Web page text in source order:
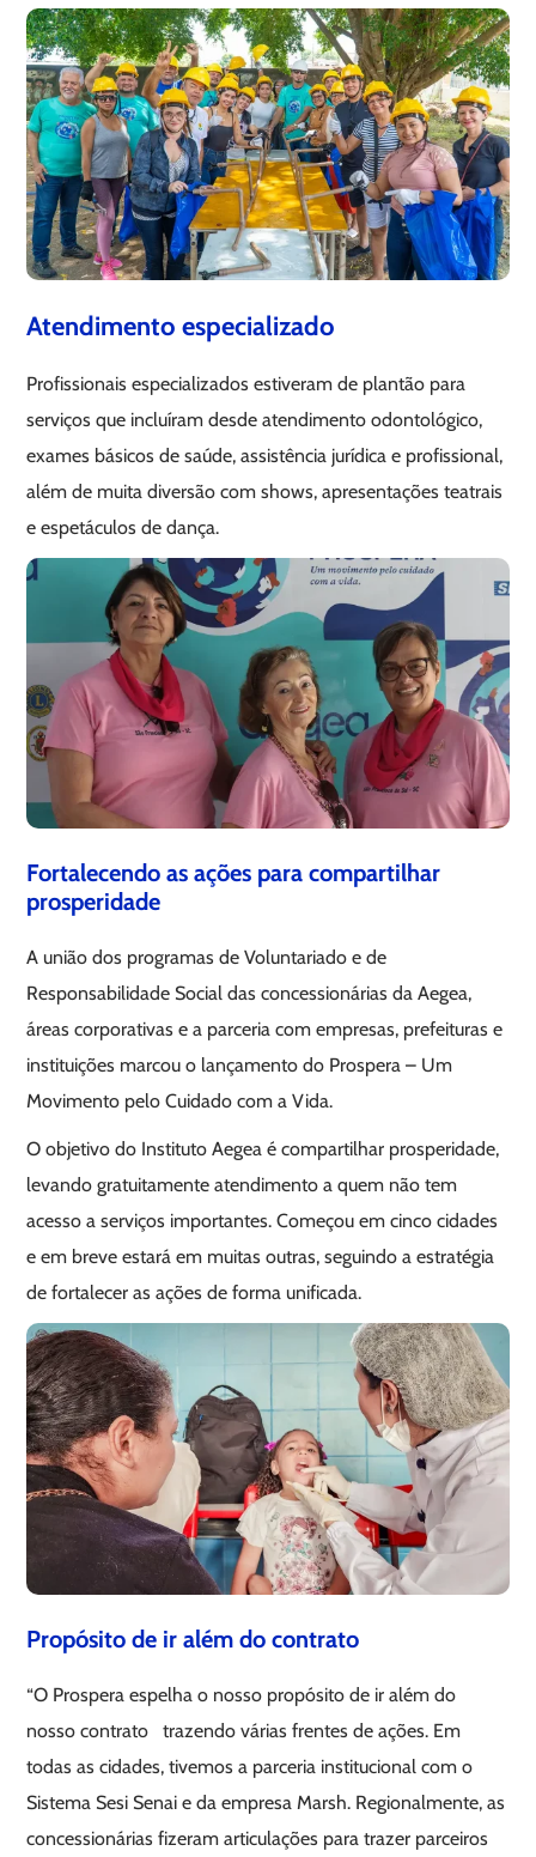
Atendimento especializado
Profissionais especializados estiveram de plantão para
serviços que incluíram desde atendimento odontológico,
exames básicos de saúde, assistência jurídica e profissional,
além de muita diversão com shows, apresentações teatrais
e espetáculos de dança.
Fortalecendo as ações para compartilhar
prosperidade
A união dos programas de Voluntariado e de
Responsabilidade Social das concessionárias da Aegea,
áreas corporativas e a parceria com empresas, prefeituras e
instituições marcou o lançamento do Prospera – Um
Movimento pelo Cuidado com a Vida.
O objetivo do Instituto Aegea é compartilhar prosperidade,
levando gratuitamente atendimento a quem não tem
acesso a serviços importantes. Começou em cinco cidades
e em breve estará em muitas outras, seguindo a estratégia
de fortalecer as ações de forma unificada.
Propósito de ir além do contrato
“O Prospera espelha o nosso propósito de ir além do
nosso contrato trazendo várias frentes de ações. Em
todas as cidades, tivemos a parceria institucional com o
Sistema Sesi Senai e da empresa Marsh. Regionalmente, as
concessionárias fizeram articulações para trazer parceiros